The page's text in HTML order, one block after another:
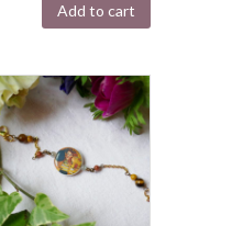
Add to cart